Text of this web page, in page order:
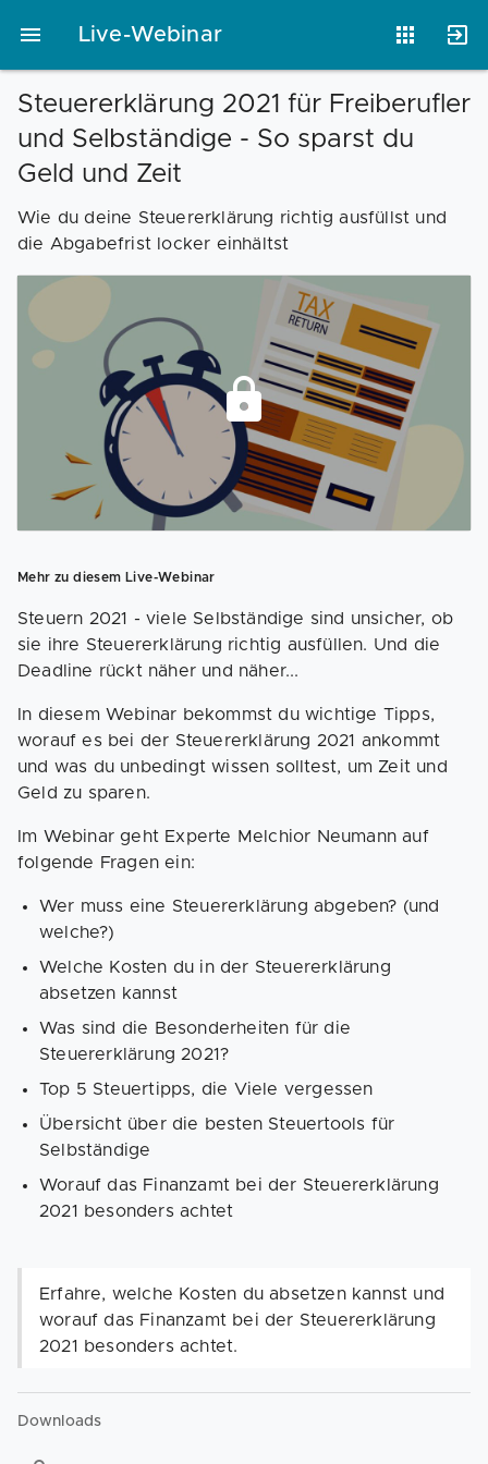
Live-Webinar
Vorlagen Neukunden Unternehmen
Steuererklärung 2021 für Freiberufler
und Selbständige - So sparst du
Geld und Zeit
Wie du deine Steuererklärung richtig ausfüllst und
die Abgabefrist locker einhältst
Mehr zu diesem Live-Webinar
Steuern 2021 - viele Selbständige sind unsicher, ob
sie ihre Steuererklärung richtig ausfüllen. Und die
Deadline rückt näher und näher...
In diesem Webinar bekommst du wichtige Tipps,
worauf es bei der Steuererklärung 2021 ankommt
und was du unbedingt wissen solltest, um Zeit und
Geld zu sparen.
Im Webinar geht Experte Melchior Neumann auf
folgende Fragen ein:
Wer muss eine Steuererklärung abgeben? (und
welche?)
Welche Kosten du in der Steuererklärung
absetzen kannst
Was sind die Besonderheiten für die
Steuererklärung 2021?
Top 5 Steuertipps, die Viele vergessen
Übersicht über die besten Steuertools für
Selbständige
Worauf das Finanzamt bei der Steuererklärung
2021 besonders achtet
Erfahre, welche Kosten du absetzen kannst und
worauf das Finanzamt bei der Steuererklärung
2021 besonders achtet.
Downloads